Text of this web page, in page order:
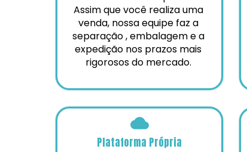
Assim que você realiza uma
venda, nossa equipe faz a
separação , embalagem e a
expedição nos prazos mais
rigorosos do mercado.
Plataforma Própria